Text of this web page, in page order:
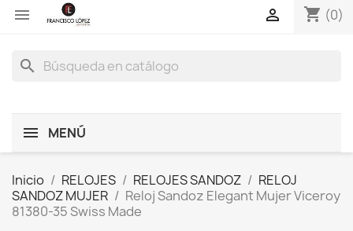
 shopping_cart (0)

search
MENÚ
Inicio RELOJES RELOJES SANDOZ
RELOJ
SANDOZ MUJER
Reloj Sandoz Elegant Mujer Viceroy
81380-35 Swiss Made